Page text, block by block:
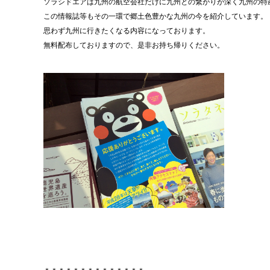
この情報誌等もその一環で郷土色豊かな九州の今を紹介しています。
思わず九州に行きたくなる内容になっております。
無料配布しておりますので、是非お持ち帰りください。